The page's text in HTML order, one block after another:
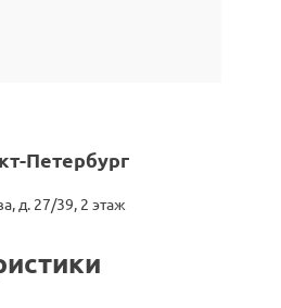
Петербург
д. 27/39, 2 этаж